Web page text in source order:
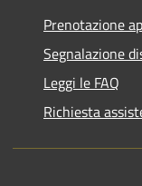
Prenotazione
Segnalazione
Leggi le FAQ
Richiesta